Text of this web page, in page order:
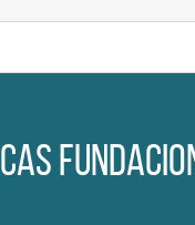
Fundacion